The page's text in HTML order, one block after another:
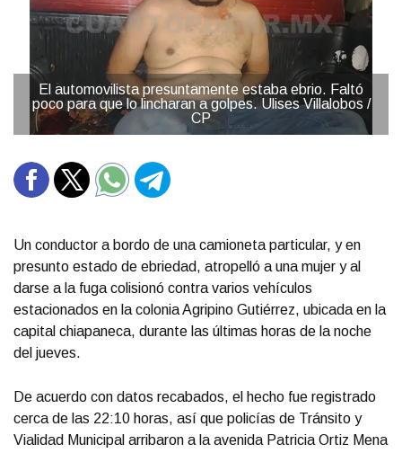
El automovilista presuntamente estaba ebrio. Faltó
poco para que lo lincharan a golpes. Ulises Villalobos /
CP
Un conductor a bordo de una camioneta particular, y en
presunto estado de ebriedad, atropelló a una mujer y al
darse a la fuga colisionó contra varios vehículos
estacionados en la colonia Agripino Gutiérrez, ubicada en la
capital chiapaneca, durante las últimas horas de la noche
del jueves.
De acuerdo con datos recabados, el hecho fue registrado
cerca de las 22:10 horas, así que policías de Tránsito y
Vialidad Municipal arribaron a la avenida Patricia Ortiz Mena